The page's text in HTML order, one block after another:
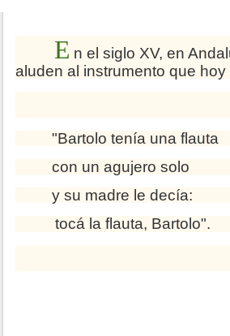
E n el siglo XV, en
aluden al instrumento que
"Bartolo tenía una flauta
con un agujero solo
y su madre le decía:
tocá la flauta, Bartolo".